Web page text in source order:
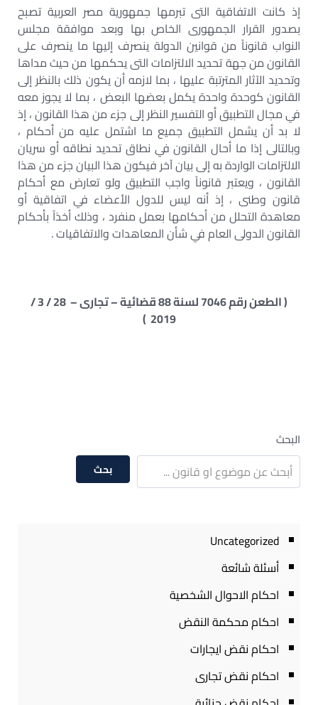
إذ كانت الاتفاقية التى تبرمها جمهورية مصر العربية تصبح
بصدور القرار الجمهورى الخاص بها وبعد موافقة مجلس
النواب قانوناً من قوانين الدولة ينصرف إليها ما ينصرف على
القانون من جهة تحديد الالتزامات التى يحكمها من حيث مداها
وتحديد الآثار المترتبة عليها ، بما لازمه أن يكون ذلك بالنظر إلى
القانون كوحدة واحدة يكمل بعضها البعض ، بما لا يجوز معه
في مجال التطبيق أو التفسير النظر إلى جزء من هذا القانون ، إذ
لا بد أن يشمل التطبيق جميع ما اشتمل عليه من أحكام ،
وبالتالى إذا ما أحال القانون في نطاق تحديد نطاقه أو سريان
الالتزامات الواردة به إلى بيان آخر فيكون هذا البيان جزء من هذا
القانون ، ويعتبر قانوناً واجب التطبيق ولو تعارض مع أحكام
قانون وطنى ، إذ أنه ليس للدول الأعضاء في اتفاقية أو
معاهدة التحلل من أحكامها بعمل منفرد ، وذلك أخذاً بأحكام
القانون الدولى العام في شأن المعاهدات والاتفاقيات .
( الطعن رقم 7046 لسنة 88 قضائية – تجارى – 28 / 3 /
2019 )
البحث
بحث
Uncategorized
أسئلة شائعة
احكام الاحوال الشخصية
احكام محكمة النقض
احكام نقض ايجارات
احكام نقض تجارى